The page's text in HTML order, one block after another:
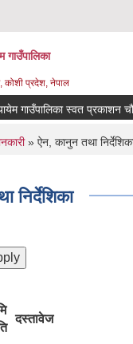
गाउँपालिका
कोशी प्रदेश, नेपाल
गाउँपालिका स्वत प्रकाशन
» ऐन, कानुन तथा
निर्देशिका
दस्तावेज